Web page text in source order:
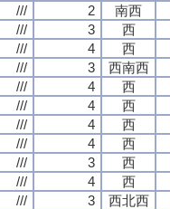
/// 2
南西
/// 3
西
/// 4
西
/// 3
西南西
/// 4
西
/// 4
西
/// 4
西
/// 4
西
/// 3
西
/// 4
西
/// 3
西北西
/// 2
南西
/// 3
西
/// 4
西
/// 3
西南西
/// 4
西
/// 4
西
/// 4
西
/// 4
西
/// 3
西
/// 4
西
/// 3
西北西
/// 2
南西
/// 3
西
/// 4
西
/// 3
西南西
/// 4
西
/// 4
西
/// 4
西
/// 4
西
/// 3
西
/// 4
西
/// 3
西北西
/// 2
南西
/// 3
西
/// 4
西
/// 3
西南西
/// 4
西
/// 4
西
/// 4
西
/// 4
西
/// 3
西
/// 4
西
/// 3
西北西